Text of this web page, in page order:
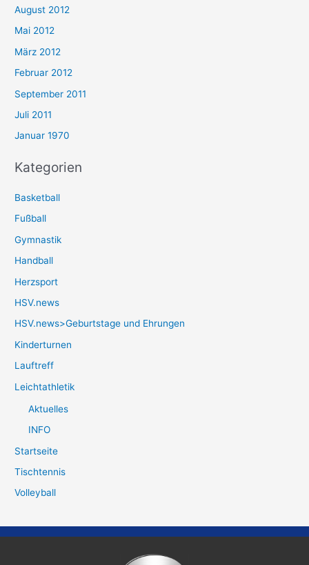
August 2012
Mai 2012
März 2012
Februar 2012
September 2011
Juli 2011
Januar 1970
Kategorien
Basketball
Fußball
Gymnastik
Handball
Herzsport
HSV.news
HSV.news>Geburtstage und Ehrungen
Kinderturnen
Lauftreff
Leichtathletik
Aktuelles
INFO
Startseite
Tischtennis
Volleyball